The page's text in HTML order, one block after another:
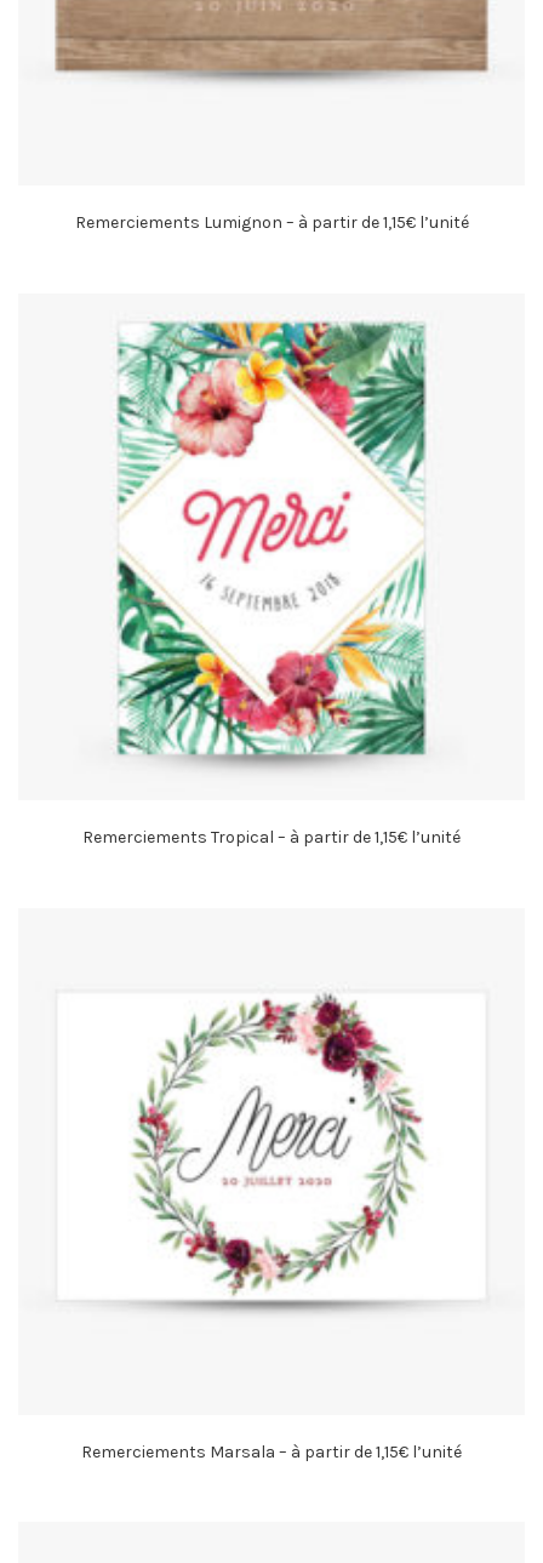
Remerciements Lumignon – à partir de 1,15€ l’unité
Remerciements Tropical – à partir de 1,15€ l’unité
Remerciements Marsala – à partir de 1,15€ l’unité